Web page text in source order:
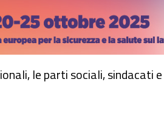
le parti sociali, sindacati e